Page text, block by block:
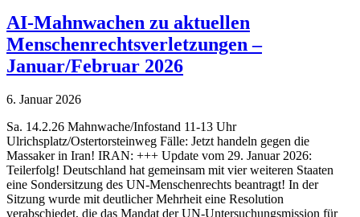
AI-Mahnwachen zu aktuellen
Menschenrechtsverletzungen –
Januar/Februar 2026
6. Januar 2026
Sa. 14.2.26 Mahnwache/Infostand 11-13 Uhr
Ulrichsplatz/Ostertorsteinweg Fälle: Jetzt handeln gegen die
Massaker in Iran! IRAN: +++ Update vom 29. Januar 2026:
Teilerfolg! Deutschland hat gemeinsam mit vier weiteren Staaten
eine Sondersitzung des UN-Menschenrechts beantragt! In der
Sitzung wurde mit deutlicher Mehrheit eine Resolution
verabschiedet, die das Mandat der UN-Untersuchungsmission für